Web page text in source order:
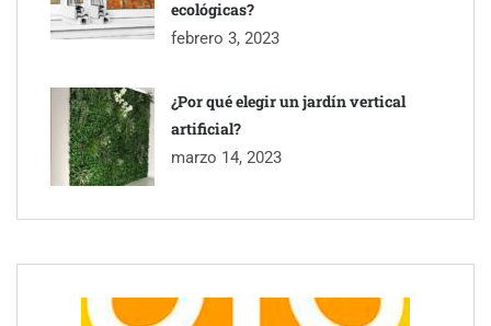
ecológicas?
febrero 3, 2023
¿Por qué elegir un jardín vertical
artificial?
marzo 14, 2023